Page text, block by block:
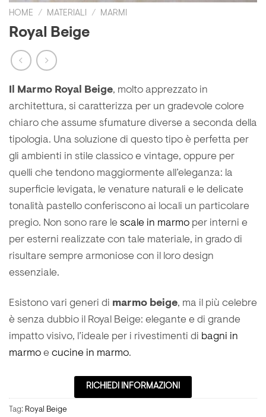
HOME / MATERIALI / MARMI
Royal Beige
Il Marmo Royal Beige, molto apprezzato in
architettura, si caratterizza per un gradevole colore
chiaro che assume sfumature diverse a seconda della
tipologia. Una soluzione di questo tipo è perfetta per
gli ambienti in stile classico e vintage, oppure per
quelli che tendono maggiormente all’eleganza: la
superficie levigata, le venature naturali e le delicate
tonalità pastello conferiscono ai locali un particolare
pregio. Non sono rare le scale in marmo per interni e
per esterni realizzate con tale materiale, in grado di
risultare sempre armoniose con il loro design
essenziale.
Esistono vari generi di marmo beige, ma il più celebre
è senza dubbio il Royal Beige: elegante e di grande
impatto visivo, l’ideale per i rivestimenti di bagni in
marmo e cucine in marmo.
RICHIEDI INFORMAZIONI
Tag: Royal Beige